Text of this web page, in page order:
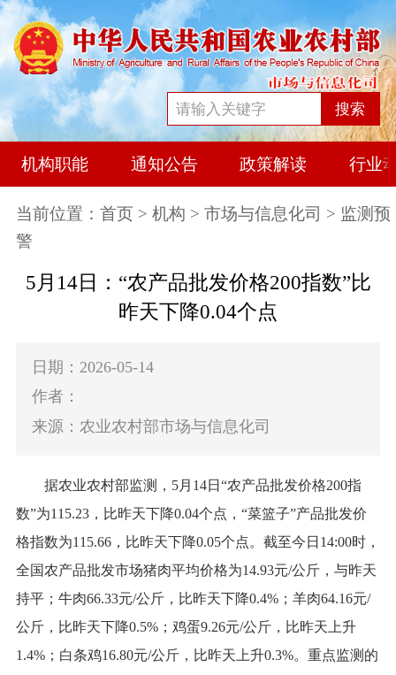
搜索
机构职能 通知公告 政策解读 行业
当前位置： 首页 > 机构 > 市场与信息化司 > 监测预
警
5月14日：“农产品批发价格200指数”比
昨天下降0.04个点
日期：2026-05-14
作者：
来源：农业农村部市场与信息化司
据农业农村部监测， 5月14日 “农产品批发价格200指
数”为115.23，比昨天下降0.04个点， “菜篮子”产品批发价
格指数为115.66，比昨天下降0.05个点。截至今日14:00时，
全国农产品批发市场猪肉平均价格为14.93元/公斤，与昨天
持平；牛肉66.33元/公斤，比昨天下降0.4%；羊肉64.16元/
公斤，比昨天下降0.5%；鸡蛋9.26元/公斤，比昨天上升
1.4%；白条鸡16.80元/公斤，比昨天上升0.3%。重点监测的